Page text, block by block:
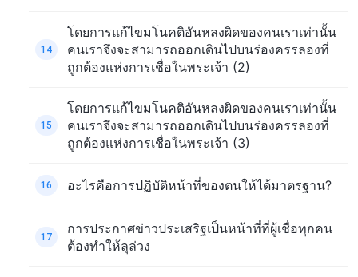
14
โดยการแก้ไขมโนคติอันหลงผิดของคนเราเท่านั้น
คนเราจึงจะสามารถออกเดินไปบนร่องครรลองที่
ถูกต้องแห่งการเชื่อในพระเจ้า (2)
15
โดยการแก้ไขมโนคติอันหลงผิดของคนเราเท่านั้น
คนเราจึงจะสามารถออกเดินไปบนร่องครรลองที่
ถูกต้องแห่งการเชื่อในพระเจ้า (3)
16 อะไรคือการปฏิบัติหน้าที่ของตนให้ได้มาตรฐาน?
17
การประกาศข่าวประเสริฐเป็นหน้าที่ที่ผู้เชื่อทุกคน
ต้องทำให้ลุล่วง